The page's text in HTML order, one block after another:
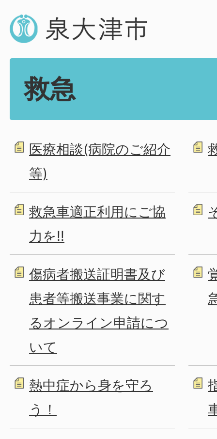
救急
医療相談(病院のご紹介
等)
救急車適正利用にご協
力を!!
傷病者搬送証明書及び
患者等搬送事業に関す
るオンライン申請につ
いて
熱中症から身を守ろ
う！